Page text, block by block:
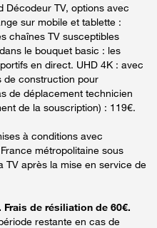
Décodeur TV, options avec
sur mobile et tablette :
chaînes TV susceptibles
le bouquet basic : les
en direct. UHD 4K : avec
de construction pour
de déplacement technicien
de la souscription) : 119€.
à conditions avec
métropolitaine sous
TV après la mise en service de
Frais de résiliation de 60€.
restante en cas de